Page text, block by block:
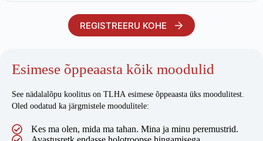
REGISTREERU KOHE
Esimese õppeaasta kõik moodulid
See nädalalõpu koolitus on TLHA esimese õppeaasta üks moodulitest.
Oled oodatud ka järgmistele moodulitele:
Kes ma olen, mida ma tahan. Mina ja minu peremustrid.